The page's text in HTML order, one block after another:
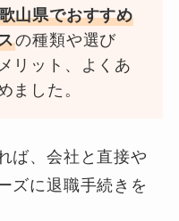
山県でおすすめ
の種類や選び
リット、よくあ
ました。
ば、会社と直接や
ズに退職手続きを